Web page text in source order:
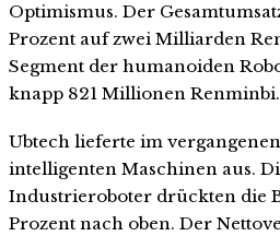
Optimismus. Der
Prozent auf zwei Milliarden
Segment der humanoiden
knapp 821 Millionen Renminbi.
Ubtech lieferte im
intelligenten Maschinen aus.
Industrieroboter drückten die
Prozent nach oben. Der